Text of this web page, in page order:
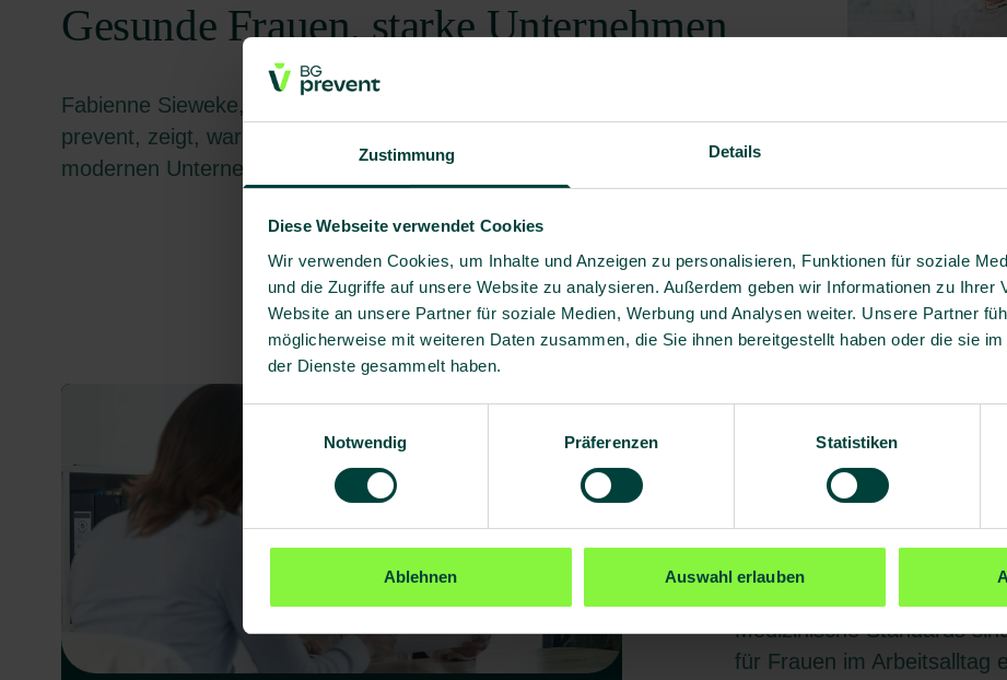
Zustimmung Details
Diese Webseite verwendet Cookies
Wir verwenden Cookies, um Inhalte und Anzeigen zu personalisieren, Funktionen für soziale
und die Zugriffe auf unsere Website zu analysieren. Außerdem geben wir Informationen zu Ihrer
Website an unsere Partner für soziale Medien, Werbung und Analysen weiter. Unsere Partner
möglicherweise mit weiteren Daten zusammen, die Sie ihnen bereitgestellt haben oder die sie
der Dienste gesammelt haben.
Notwendig
Präferenzen Statistiken
Ablehnen Auswahl erlauben
Gesunde Frauen, starke Unternehmen
Fabienne Sieweke, Beraterin für Gesundheitsmanagement bei BG
prevent, zeigt, warum Frauengesundheit auf die Agenda jedes
modernen Unternehmens gehört.
Beitrag lesen
Schlüssel für bessere
Medizinische Standards
für Frauen im Arbeitsalltag